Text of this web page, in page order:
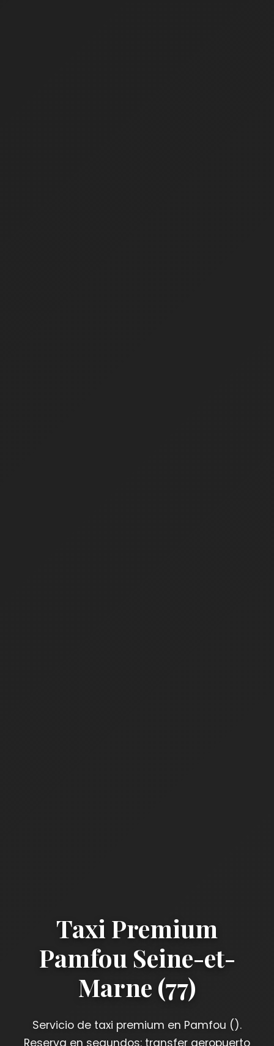
Taxi Premium
Pamfou Seine-et-
Marne (77)
Servicio de taxi premium en Pamfou ().
Reserva en segundos: transfer aeropuerto